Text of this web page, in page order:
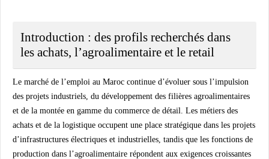
Introduction : des profils recherchés dans
les achats, l’agroalimentaire et le retail
Le marché de l’emploi au Maroc continue d’évoluer sous l’impulsion
des projets industriels, du développement des filières agroalimentaires
et de la montée en gamme du commerce de détail. Les métiers des
achats et de la logistique occupent une place stratégique dans les projets
d’infrastructures électriques et industrielles, tandis que les fonctions de
production dans l’agroalimentaire répondent aux exigences croissantes